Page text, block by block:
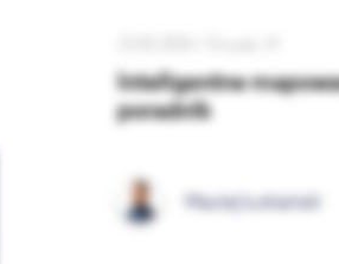
Inteligentne
poradnik
Maciej Łukiański